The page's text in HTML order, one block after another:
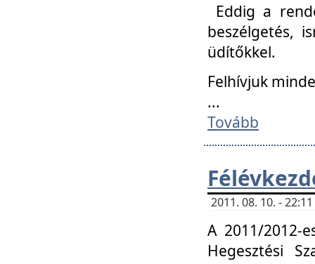
Eddig a
beszélgetés,
üdítőkkel.
Felhívjuk
...
Tovább
2011. 08. 10. -
A 2011/2012-
Hegesztési